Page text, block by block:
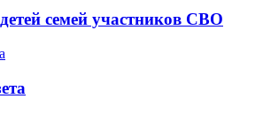
семей участников СВО